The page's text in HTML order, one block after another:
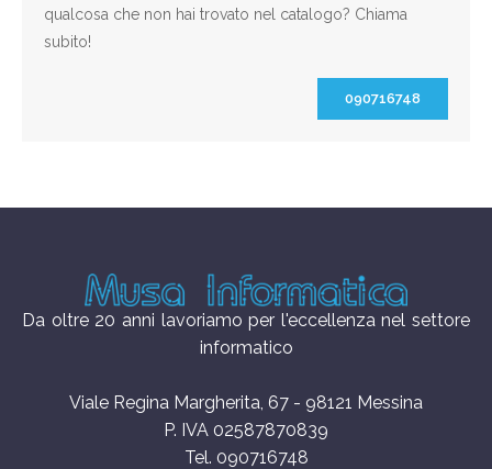
qualcosa che non hai trovato nel catalogo? Chiama
subito!
090716748
Da oltre 20 anni lavoriamo per l'eccellenza nel settore
informatico
Viale Regina Margherita, 67 - 98121 Messina
P. IVA 02587870839
Tel. 090716748